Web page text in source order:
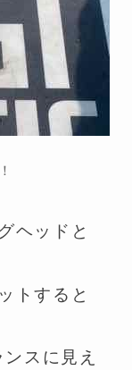
ヘッドと
トすると
スに見え